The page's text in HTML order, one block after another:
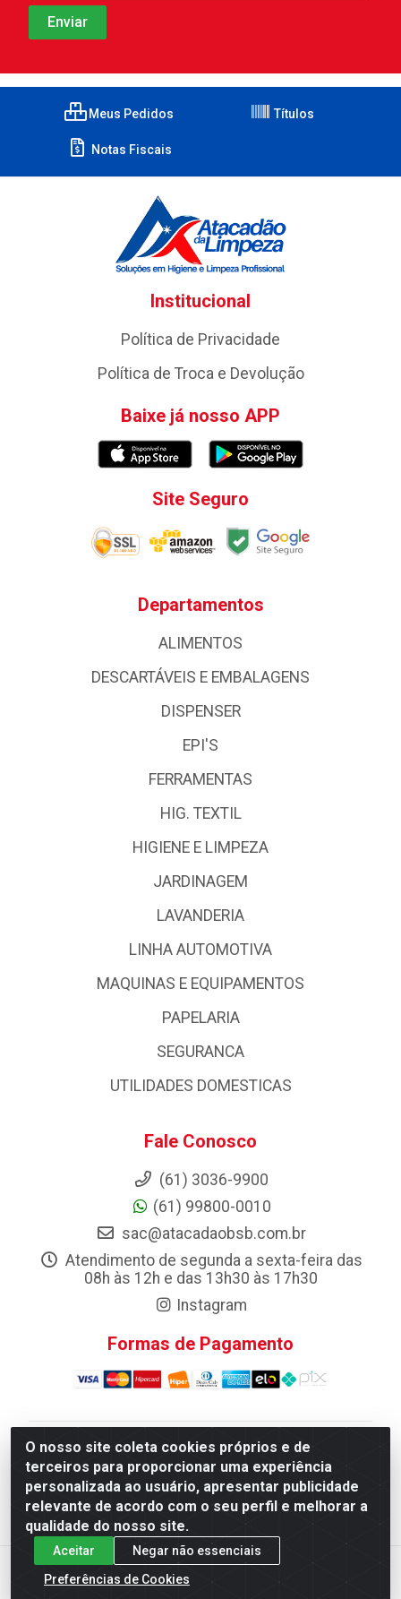
O nosso site coleta cookies próprios e de
terceiros para proporcionar uma experiência
personalizada ao usuário, apresentar publicidade
relevante de acordo com o seu perfil e melhorar a
qualidade do nosso site.
Aceitar
Negar não essenciais
Preferências de Cookies
Meus Pedidos Títulos
Notas Fiscais
Institucional
Política de Privacidade
Política de Troca e Devolução
Baixe já nosso APP
Site Seguro
Departamentos
ALIMENTOS
DESCARTÁVEIS E EMBALAGENS
DISPENSER
EPI'S
FERRAMENTAS
HIG. TEXTIL
HIGIENE E LIMPEZA
JARDINAGEM
LAVANDERIA
LINHA AUTOMOTIVA
MAQUINAS E EQUIPAMENTOS
PAPELARIA
SEGURANCA
UTILIDADES DOMESTICAS
Fale Conosco
(61) 3036-9900
(61) 99800-0010
sac@atacadaobsb.com.br
Atendimento de segunda a sexta-feira das
08h às 12h e das 13h30 às 17h30
Instagram
Formas de Pagamento
Atacadao da Limpeza F. Pereira Queiroz Comercio e
Distribuicao LTDA - Quadra Qi 10 Lotes 39 e, 41 - Setor
Industrial (Taguatinga), Brasília/DF - CEP 72.135-100 -
CNPJ 13.184.675/0001-80